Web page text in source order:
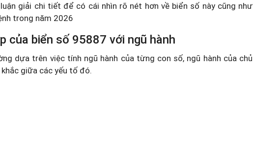
giải chi tiết để có cái nhìn rõ nét hơn về biển số này cũng như
trong năm 2026
của biển số 95887 với ngũ hành
dựa trên việc tính ngũ hành của từng con số, ngũ hành của chủ
giữa các yếu tố đó.